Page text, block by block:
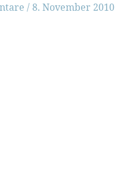
/8. November 2010